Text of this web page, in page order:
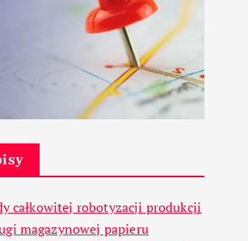
całkowitej robotyzacji produkcji
magazynowej papieru